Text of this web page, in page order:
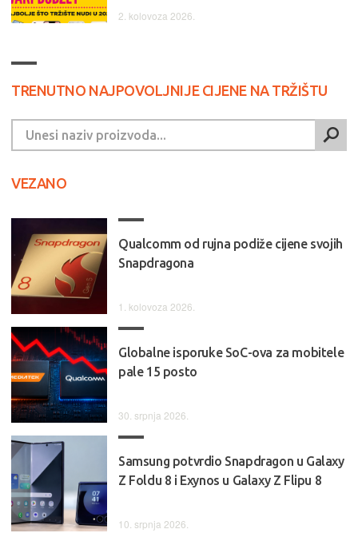
2. kolovoza 2026.
TRENUTNO NAJPOVOLJNIJE CIJENE NA TRŽIŠTU
VEZANO
Qualcomm od rujna podiže cijene svojih
Snapdragona
1. kolovoza 2026.
Globalne isporuke SoC-ova za mobitele
pale 15 posto
30. srpnja 2026.
Samsung potvrdio Snapdragon u Galaxy
Z Foldu 8 i Exynos u Galaxy Z Flipu 8
10. srpnja 2026.